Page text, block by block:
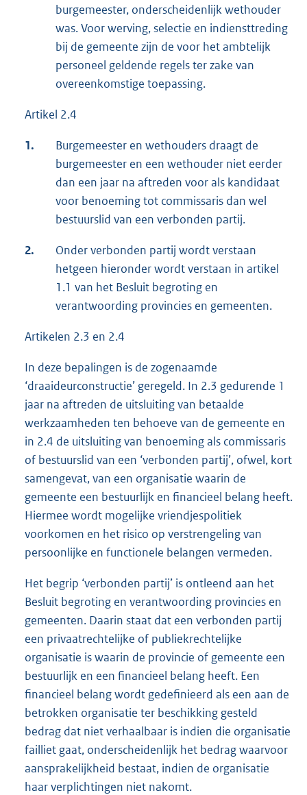
burgemeester, onderscheidenlijk wethouder
was. Voor werving, selectie en indiensttreding
bij de gemeente zijn de voor het ambtelijk
personeel geldende regels ter zake van
overeenkomstige toepassing.
Artikel 2.4
1.
Burgemeester en wethouders draagt de
burgemeester en een wethouder niet eerder
dan een jaar na aftreden voor als kandidaat
voor benoeming tot commissaris dan wel
bestuurslid van een verbonden partij.
2.
Onder verbonden partij wordt verstaan
hetgeen hieronder wordt verstaan in artikel
1.1 van het Besluit begroting en
verantwoording provincies en gemeenten.
Artikelen 2.3 en 2.4
In deze bepalingen is de zogenaamde
‘draaideurconstructie’ geregeld. In 2.3 gedurende 1
jaar na aftreden de uitsluiting van betaalde
werkzaamheden ten behoeve van de gemeente en
in 2.4 de uitsluiting van benoeming als commissaris
of bestuurslid van een ‘verbonden partij’, ofwel, kort
samengevat, van een organisatie waarin de
gemeente een bestuurlijk en financieel belang heeft.
Hiermee wordt mogelijke vriendjespolitiek
voorkomen en het risico op verstrengeling van
persoonlijke en functionele belangen vermeden.
Het begrip ‘verbonden partij’ is ontleend aan het
Besluit begroting en verantwoording provincies en
gemeenten. Daarin staat dat een verbonden partij
een privaatrechtelijke of publiekrechtelijke
organisatie is waarin de provincie of gemeente een
bestuurlijk en een financieel belang heeft. Een
financieel belang wordt gedefinieerd als een aan de
betrokken organisatie ter beschikking gesteld
bedrag dat niet verhaalbaar is indien die organisatie
failliet gaat, onderscheidenlijk het bedrag waarvoor
aansprakelijkheid bestaat, indien de organisatie
haar verplichtingen niet nakomt.